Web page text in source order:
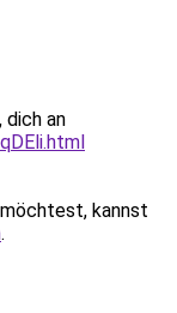
dich an
kannst
.